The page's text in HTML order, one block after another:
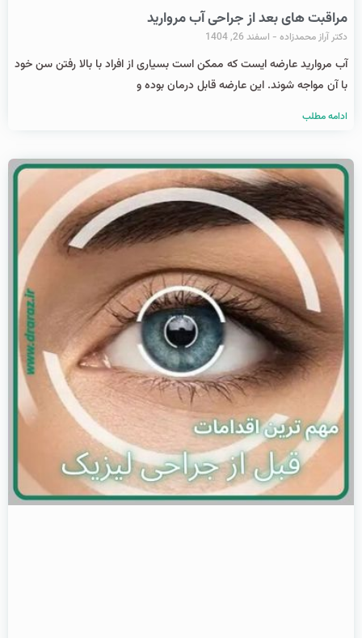
مراقبت های بعد از جراحی آب مروارید
دکتر آراز محمدزاده اسفند 26, 1404
آب مروارید عارضه ایست که ممکن است بسیاری از افراد با بالا رفتن سن خود
با آن مواجه شوند. این عارضه قابل درمان بوده و
ادامه مطلب